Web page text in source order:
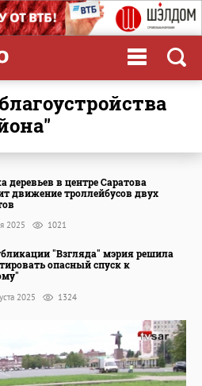
деревьев в центре Саратова
движение троллейбусов двух
2025 1021
"Взгляда" мэрия решила
опасный спуск к
2025 1324